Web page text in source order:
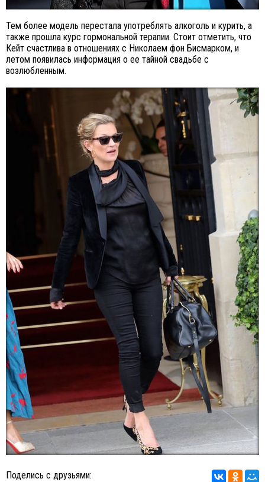
Тем более модель перестала употреблять алкоголь и курить, а
также прошла курс гормональной терапии. Стоит отметить, что
Кейт счастлива в отношениях с Николаем фон Бисмарком, и
летом появилась информация о ее тайной свадьбе с
возлюбленным.
Поделись с друзьями: